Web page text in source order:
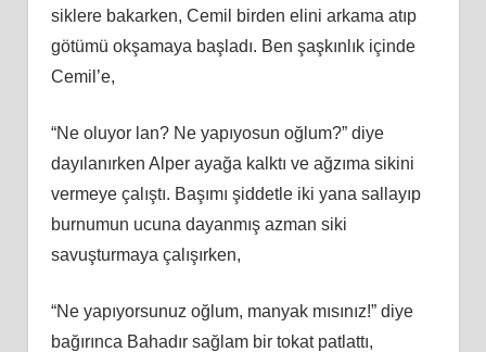
siklere bakarken, Cemil birden elini arkama atıp
götümü okşamaya başladı. Ben şaşkınlık içinde
Cemil’e,
“Ne oluyor lan? Ne yapıyosun oğlum?” diye
dayılanırken Alper ayağa kalktı ve ağzıma sikini
vermeye çalıştı. Başımı şiddetle iki yana sallayıp
burnumun ucuna dayanmış azman siki
savuşturmaya çalışırken,
“Ne yapıyorsunuz oğlum, manyak mısınız!” diye
bağırınca Bahadır sağlam bir tokat patlattı,